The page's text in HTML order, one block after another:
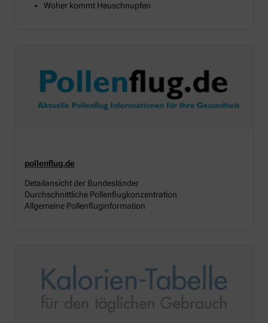
Woher kommt Heuschnupfen
pollenflug.de
Detailansicht der Bundesländer
Durchschnittliche Pollenflugkonzentration
Allgemeine Pollenfluginformation